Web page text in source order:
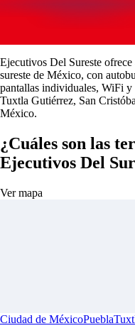
Ejecutivos Del Sureste
sureste de México, con
pantallas individuales, WiFi
Tuxtla Gutiérrez, San
México.
¿Cuáles son las
Ejecutivos Del
Ver mapa
Ciudad de MéxicoPuebla